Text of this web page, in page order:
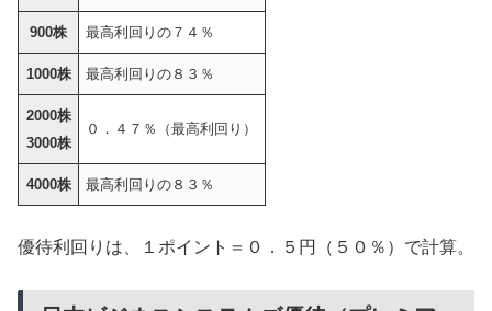
900株 最高利回りの７４％
1000株 最高利回りの８３％
2000株
3000株
０．４７％（最高利回り）
4000株 最高利回りの８３％
優待利回りは、１ポイント＝０．５円（５０％）で計算。